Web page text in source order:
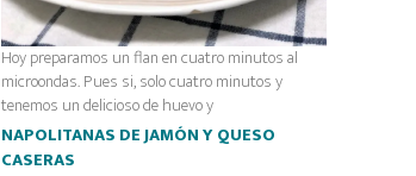
Hoy preparamos un flan en cuatro minutos al
microondas. Pues si, solo cuatro minutos y
tenemos un delicioso de huevo y
NAPOLITANAS DE JAMÓN Y QUESO
CASERAS